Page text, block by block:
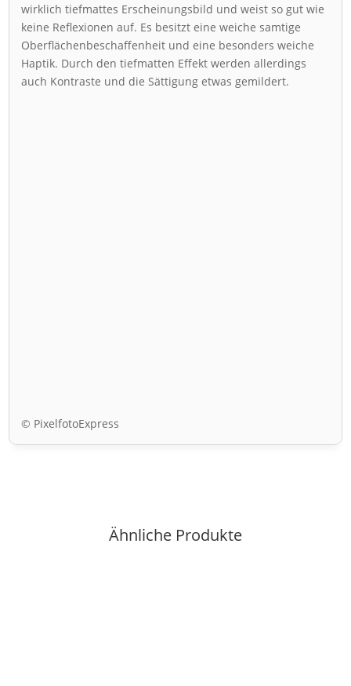
wirklich tiefmattes Erscheinungsbild und weist so gut wie
keine Reflexionen auf. Es besitzt eine weiche samtige
Oberflächenbeschaffenheit und eine besonders weiche
Haptik. Durch den tiefmatten Effekt werden allerdings
auch Kontraste und die Sättigung etwas gemildert.
© PixelfotoExpress
Ähnliche Produkte